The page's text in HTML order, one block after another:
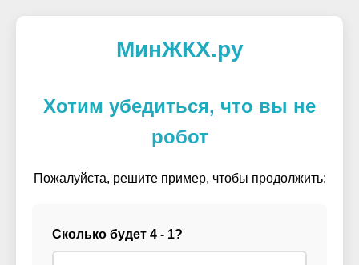
МинЖКХ.ру
Хотим убедиться, что вы не
робот
Пожалуйста, решите пример, чтобы продолжить:
Сколько будет 4 - 1?